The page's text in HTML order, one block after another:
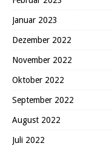
Januar 2023
Dezember 2022
November 2022
Oktober 2022
September 2022
August 2022
Juli 2022